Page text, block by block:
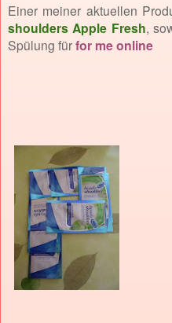
Einer meiner aktuellen
shoulders Apple Fresh,
Spülung fürfor me online